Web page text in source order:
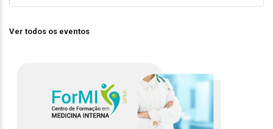
Ver todos os eventos